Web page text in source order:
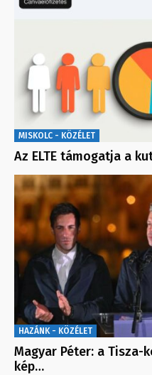
MISKOLC - KÖZÉLET
Az ELTE támogatja a
HAZÁNK - KÖZÉLET
Magyar Péter: a Tisza-
kép…